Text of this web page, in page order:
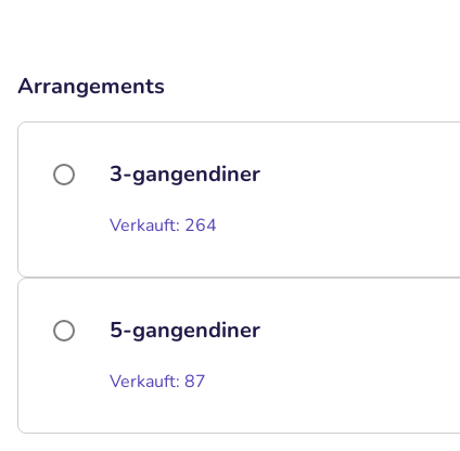
Arrangements
3-gangendiner
Verkauft: 264
5-gangendiner
Verkauft: 87